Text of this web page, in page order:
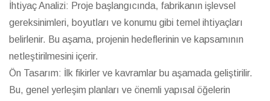
İhtiyaç Analizi: Proje başlangıcında, fabrikanın işlevsel
gereksinimleri, boyutları ve konumu gibi temel ihtiyaçları
belirlenir. Bu aşama, projenin hedeflerinin ve kapsamının
netleştirilmesini içerir.
Ön Tasarım: İlk fikirler ve kavramlar bu aşamada geliştirilir.
Bu, genel yerleşim planları ve önemli yapısal öğelerin